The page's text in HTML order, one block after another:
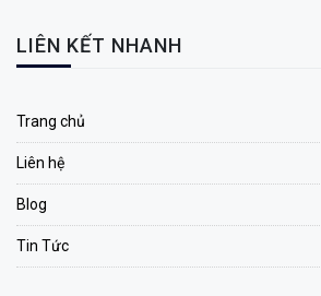
LIÊN KẾT NHANH
Trang chủ
Liên hệ
Blog
Tin Tức